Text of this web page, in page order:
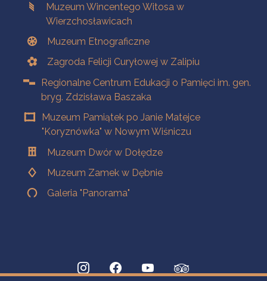
Muzeum Wincentego Witosa w
Wierzchosławicach
Muzeum Etnograficzne
Zagroda Felicji Curyłowej w Zalipiu
Regionalne Centrum Edukacji o Pamięci im. gen.
bryg. Zdzisława Baszaka
Muzeum Pamiątek po Janie Matejce
"Koryznówka" w Nowym Wiśniczu
Muzeum Dwór w Dołędze
Muzeum Zamek w Dębnie
Galeria "Panorama"